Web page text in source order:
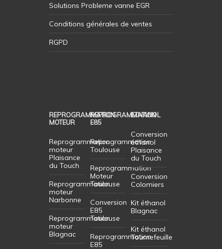
Solutions Probleme vanne EGR
Conditions générales de ventes
RGPD
REPROGRAMMATION
MOTEUR
Reprogrammation
moteur
Plaisance
du Touch
Reprogrammation
moteur
Narbonne
Reprogrammation
moteur
Blagnac
REPROGRAMMATION
E85
Reprogrammation
Toulouse
Reprogrammation
Moteur
Toulouse
Conversion
E85
Toulouse
Reprogrammation
E85
ETHANOL
Conversion
éthanol
Plaisance
du Touch
Conversion
Colomiers
Kit éthanol
Blagnac
Kit éthanol
Tournefeuille